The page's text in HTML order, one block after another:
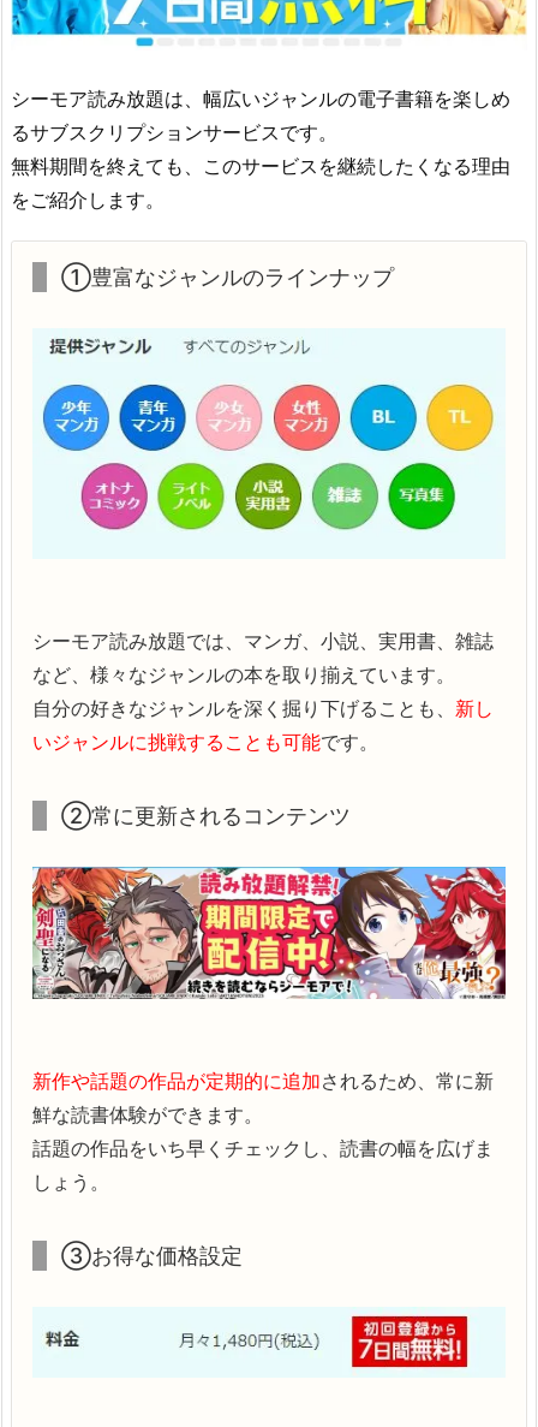
シーモア読み放題は、幅広いジャンルの電子書籍を楽しめ
るサブスクリプションサービスです。
無料期間を終えても、このサービスを継続したくなる理由
をご紹介します。
①豊富なジャンルのラインナップ
シーモア読み放題では、マンガ、小説、実用書、雑誌
など、様々なジャンルの本を取り揃えています。
自分の好きなジャンルを深く掘り下げることも、 新し
いジャンルに挑戦することも可能です。
②常に更新されるコンテンツ
新作や話題の作品が定期的に追加されるため、常に新
鮮な読書体験ができます。
話題の作品をいち早くチェックし、読書の幅を広げま
しょう。
③お得な価格設定